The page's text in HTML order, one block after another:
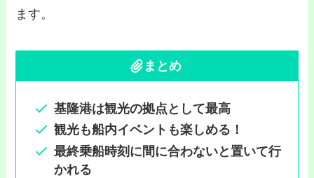
ます。
まとめ
基隆港は観光の拠点として最高
観光も船内イベントも楽しめる！
最終乗船時刻に間に合わないと置いて行
かれる